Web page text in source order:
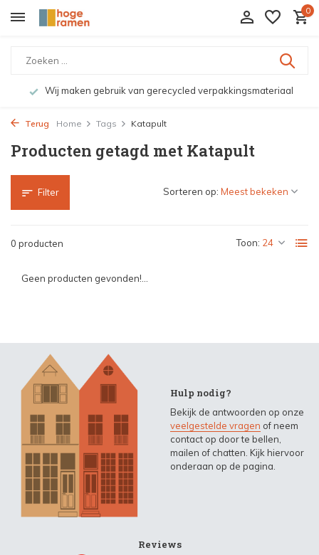
0
Wij maken gebruik van gerecycled verpakkingsmateriaal
Terug Home Tags Katapult
Producten getagd met Katapult
Filter
0 producten Toon:
Sorteren op:
Geen producten gevonden!...
Hulp nodig?
Bekijk de antwoorden op onze
veelgestelde vragen of neem
contact op door te bellen,
mailen of chatten. Kijk hiervoor
onderaan op de pagina.
Reviews